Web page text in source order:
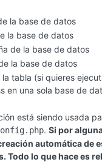
la base de datos
la base de datos
de la base de datos
la base de datos
la tabla (si quieres
en una sola base de
está siendo usada
. Si por
automática de
Todo lo que hace es